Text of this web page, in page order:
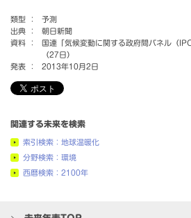
類型 ：
予測
出典 ：
朝日新聞
資料 ：
国連「気候変動に関する政府間パネル（
（27日）
発表 ：
2013年10月2日
関連する未来を検索
索引検索：地球温暖化
分野検索：環境
西暦検索：2100年